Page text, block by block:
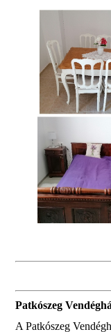
Patkószeg
A Patkószeg